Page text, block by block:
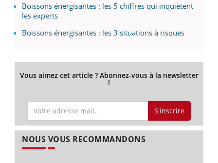
Boissons énergisantes : les 5 chiffres qui inquiètent
les experts
Boissons énergisantes : les 3 situations à risques
Vous aimez cet article ? Abonnez-vous à la newsletter
!
S'inscrire
NOUS VOUS RECOMMANDONS